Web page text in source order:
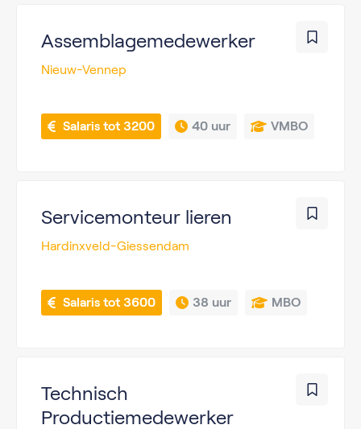
Assemblagemedewerker
Nieuw-Vennep
Salaris tot 3200 40 uur VMBO
Servicemonteur lieren
Hardinxveld-Giessendam
Salaris tot 3600 38 uur MBO
Technisch
Productiemedewerker